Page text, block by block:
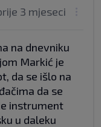
3 mjeseci
na dnevniku
Markić je
da se išlo na
da se
instrument
u daleku